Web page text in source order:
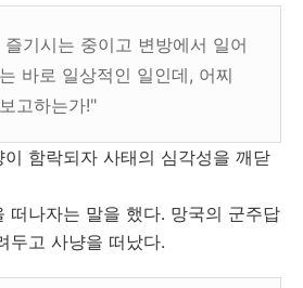
기시는 중이고 변방에서 일어
바로 일상적인 일인데, 어찌
고하는가!"
함락되자 사태의 심각성을 깨닫
떠나자는 말을 했다. 망국의 군주답
두고 사냥을 떠났다.